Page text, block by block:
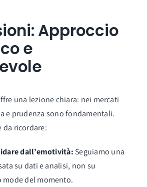
Approccio
e
una lezione chiara: nei mercati
e prudenza sono fondamentali.
da ricordare:
dall’emotività: Seguiamo una
su dati e analisi, non su
mode del momento.